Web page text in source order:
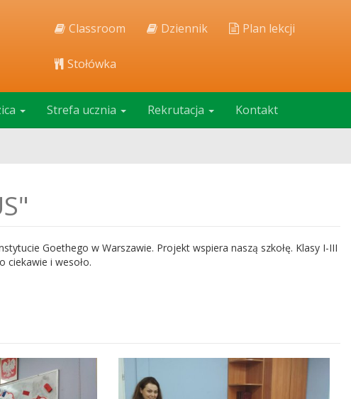
Classroom Dziennik Plan lekcji
Stołówka
Strefa ucznia Rekrutacja Kontakt
Goethego w Warszawie. Projekt wspiera naszą szkołę. Klasy I-III
ciekawie i wesoło.